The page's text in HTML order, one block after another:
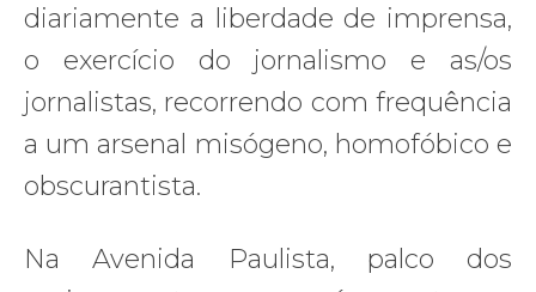
diariamente a liberdade de imprensa,
o exercício do jornalismo e as/os
jornalistas, recorrendo com frequência
a um arsenal misógeno, homofóbico e
obscurantista.
Na Avenida Paulista, palco dos